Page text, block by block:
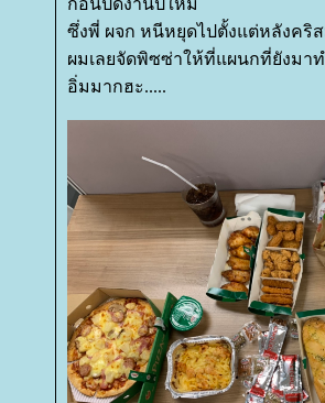
ก่อนปิดงานปีใหม่
ซึ่งพี่ ผจก หนีหยุดไปตั้งแต่หลังคริส
ผมเลยจัดพิซซ่าให้ที่แผนกที่ยังมา
อิ่มมากฮะ.....